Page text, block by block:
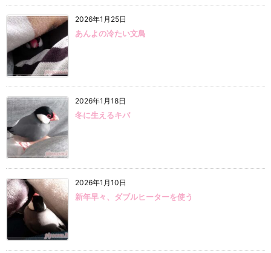
2026年1月25日
あんよの冷たい文鳥
2026年1月18日
冬に生えるキバ
2026年1月10日
新年早々、ダブルヒーターを使う